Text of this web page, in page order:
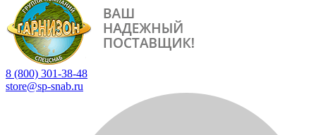
8 (800) 301-38-48
store@sp-snab.ru